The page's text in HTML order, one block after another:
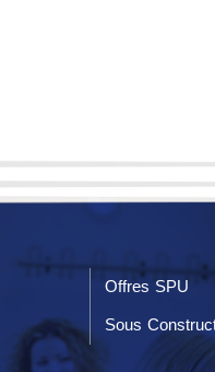
Offres SPU
Sous